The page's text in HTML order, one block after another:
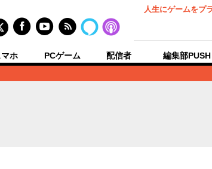
人生にゲームをプ
マホ PCゲーム 配信者 編集部PUSH